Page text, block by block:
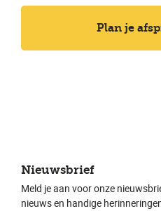
Plan je
Nieuwsbrief
Meld je aan voor onze
nieuws en handige